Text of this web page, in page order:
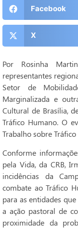
Facebook
X
Por Rosinha
representantes
Setor de
Marginalizada e
Cultural de Brasília,
Tráfico Humano. O
Trabalho sobre Tráfico
Conforme
pela Vida, da CRB,
incidências da
combate ao Tráfico
para as entidades
a ação pastoral de
proximidade da